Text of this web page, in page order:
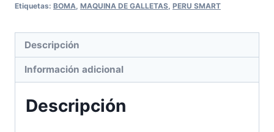
Etiquetas: BOMA MAQUINA DE GALLETAS PERU SMART
Descripción
Información adicional
Descripción